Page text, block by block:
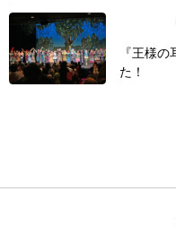
『王様
た！